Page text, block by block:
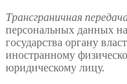
Трансграничная
персональных данных
государства органу
иностранному
юридическому лицу.